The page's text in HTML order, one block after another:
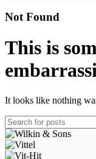
Not Found
This is
It looks like nothing